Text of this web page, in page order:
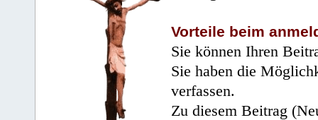
Vorteile beim
Sie können Ihren
Sie haben die
verfassen.
Zu diesem Beitrag